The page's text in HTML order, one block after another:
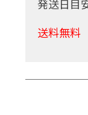
発送日目
送料無料